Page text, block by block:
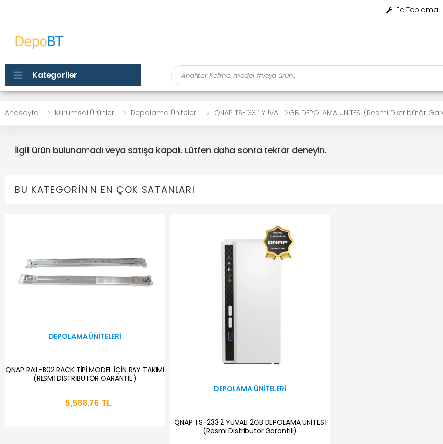
Pc Toplama
Kategoriler
Ara
Anasayfa Kurumsal Ürünler Depolama Üniteleri QNAP TS-133 1 YUVALI 2GB DEPOLAMA ÜNİTESİ (Resmi Distribütör
İlgili ürün bulunamadı veya satışa kapalı. Lütfen daha sonra tekrar deneyin.
BU KATEGORININ EN ÇOK SATANLARI
DEPOLAMA ÜNITELERI
QNAP RAIL-B02 RACK TİPİ MODEL İÇİN RAY TAKIMI
(RESMİ DİSTRİBÜTÖR GARANTİLİ)
5,588.76 TL
DEPOLAMA ÜNITELERI
QNAP TS-233 2 YUVALI 2GB DEPOLAMA ÜNİTESİ
(Resmi Distribütör Garantili)